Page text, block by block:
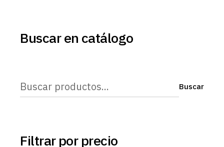
Buscar en catálogo
Buscar Buscar
Filtrar por precio